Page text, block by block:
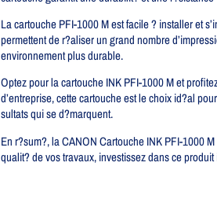
La cartouche PFI-1000 M est facile ? installer et
permettent de r?aliser un grand nombre
environnement plus durable.
Optez pour la cartouche INK PFI-1000 M et
d’entreprise, cette cartouche est le choix id?al
sultats qui se d?marquent.
En r?sum?, la CANON Cartouche INK PFI-1000
qualit? de vos travaux, investissez dans ce